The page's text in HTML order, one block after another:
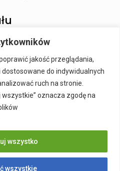
jakość przeglądania,
do indywidualnych
ruch na stronie.
oznacza zgodę na
wszystkie
wszystko
Artykułu